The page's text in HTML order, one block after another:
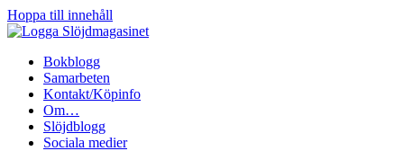
Hoppa till innehåll
Bokblogg
Samarbeten
Kontakt/Köpinfo
Om…
Slöjdblogg
Sociala medier